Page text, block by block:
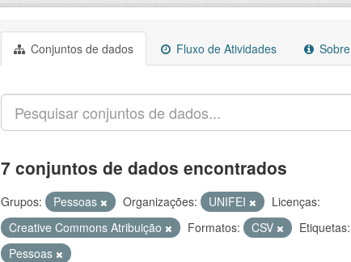
Conjuntos de dados Fluxo de Atividades Sobre
7 conjuntos de dados encontrados
Grupos: Pessoas Organizações: UNIFEI
Licenças:
Creative Commons Atribuição
Formatos: CSV Etiquetas:
Pessoas